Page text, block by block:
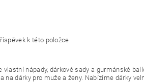
k této položce.
nápady, dárkové sady a gurmánské
na dárky pro muže a ženy. Nabízíme dárky